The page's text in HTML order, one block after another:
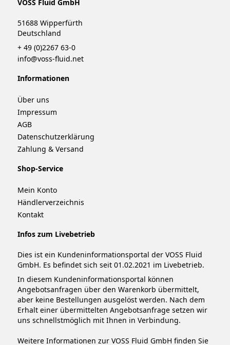
VOSS Fluid GmbH
51688 Wipperfürth
Deutschland
+ 49 (0)2267 63-0
info@voss-fluid.net
Informationen
Über uns
Impressum
AGB
Datenschutzerklärung
Zahlung & Versand
Shop-Service
Mein Konto
Händlerverzeichnis
Kontakt
Infos zum Livebetrieb
Dies ist ein Kundeninformationsportal der VOSS Fluid
GmbH. Es befindet sich seit 01.02.2021 im Livebetrieb.
In diesem Kundeninformationsportal können
Angebotsanfragen über den Warenkorb übermittelt,
aber keine Bestellungen ausgelöst werden. Nach dem
Erhalt einer übermittelten Angebotsanfrage setzen wir
uns schnellstmöglich mit Ihnen in Verbindung.
Weitere Informationen zur VOSS Fluid GmbH finden Sie